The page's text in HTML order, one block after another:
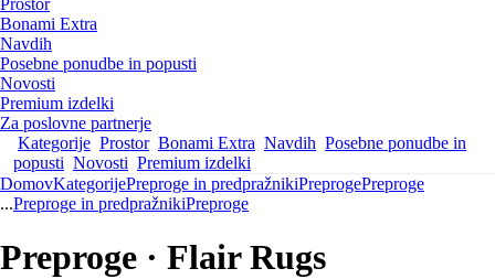
Prostor
Bonami Extra
Navdih
Posebne ponudbe in popusti
Novosti
Premium izdelki
Za poslovne partnerje
Kategorije Prostor Bonami Extra Navdih Posebne ponudbe in
popusti Novosti Premium izdelki
DomovKategorijePreproge in predpražnikiPreprogePreproge
...Preproge in predpražnikiPreproge
Preproge · Flair Rugs